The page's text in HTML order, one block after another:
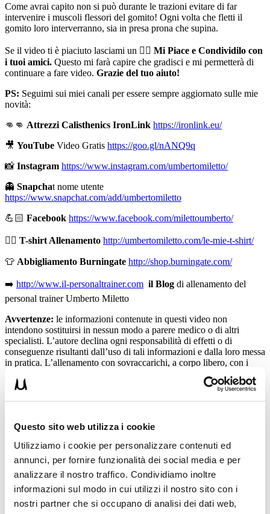
Questo sito web utilizza i cookie
Utilizziamo i cookie per personalizzare contenuti ed
annunci, per fornire funzionalità dei social media e per
analizzare il nostro traffico. Condividiamo inoltre
informazioni sul modo in cui utilizzi il nostro sito con i
nostri partner che si occupano di analisi dei dati web,
Come avrai capito non si può durante le trazioni evitare di far
intervenire i muscoli flessori del gomito! Ogni volta che fletti il
gomito loro interverranno, sia in presa prona che supina.
Se il video ti è piaciuto lasciami un 👍🏻 Mi Piace e Condividilo con
i tuoi amici. Questo mi farà capire che gradisci e mi permetterà di
continuare a fare video. Grazie del tuo aiuto!
PS: Seguimi sui miei canali per essere sempre aggiornato sulle mie
novità:
👊👊 Attrezzi Calisthenics IronLink https://ironlink.eu/
🎥 YouTube Video Gratis https://goo.gl/nANQ9q
📸 Instagram https://www.instagram.com/umbertomiletto/
👻 Snapchat nome utente
https://www.snapchat.com/add/umbertomiletto
💪🏻 Facebook https://www.facebook.com/milettoumberto/
🏋🏻 T-shirt Allenamento http://umbertomiletto.com/le-mie-t-shirt/
👕 Abbigliamento Burningate http://shop.burningate.com/
➡️ http://www.il-personaltrainer.com il Blog di allenamento del
personal trainer Umberto Miletto
Avvertenze: le informazioni contenute in questi video non
intendono sostituirsi in nessun modo a parere medico o di altri
specialisti. L’autore declina ogni responsabilità di effetti o di
conseguenze risultanti dall’uso di tali informazioni e dalla loro messa
in pratica. L’allenamento con sovraccarichi, a corpo libero, con i
kettlebell, con il trx, e con altri attrezzi può causare infortuni, si
consiglia pertanto di prestare la massima attenzione e di eseguire
esercizi e metodologie adatte al proprio livello di forma. Consultare
Condividi:
X
Facebook
Calisthenics Trazione alla sbarra